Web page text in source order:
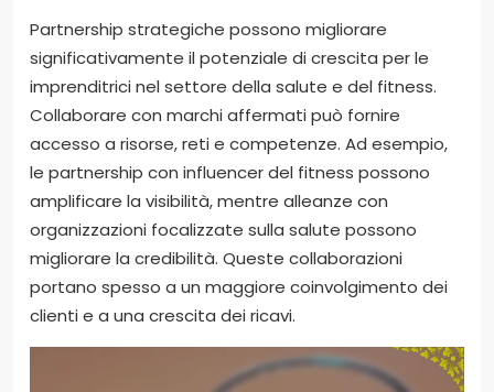
Partnership strategiche possono migliorare
significativamente il potenziale di crescita per le
imprenditrici nel settore della salute e del fitness.
Collaborare con marchi affermati può fornire
accesso a risorse, reti e competenze. Ad esempio,
le partnership con influencer del fitness possono
amplificare la visibilità, mentre alleanze con
organizzazioni focalizzate sulla salute possono
migliorare la credibilità. Queste collaborazioni
portano spesso a un maggiore coinvolgimento dei
clienti e a una crescita dei ricavi.